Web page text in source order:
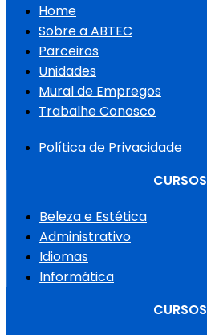
Home
Sobre a ABTEC
Parceiros
Unidades
Mural de Empregos
Trabalhe Conosco
Política de Privacidade
CURSOS
Beleza e Estética
Administrativo
Idiomas
Informática
CURSOS